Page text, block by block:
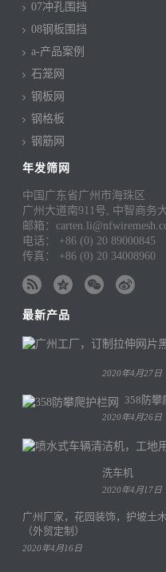
07冲孔围挡
08钢板围挡
a-产品案例
石笼网
钢板网
钢格板
钢筋网
年发筛网
中国广东省广州市海珠区
广州大道南911号, 中智商务
邮箱：
电话： +86 (0) 20 89000845
传真： +86 (0) 20 34008960
最新产品
2020年4月27日
358防攀
2020年4月26日
洗车机
2020年4月17日
广州厂家，花园装饰，护坡土
（外贸定制）
2020年4月16日